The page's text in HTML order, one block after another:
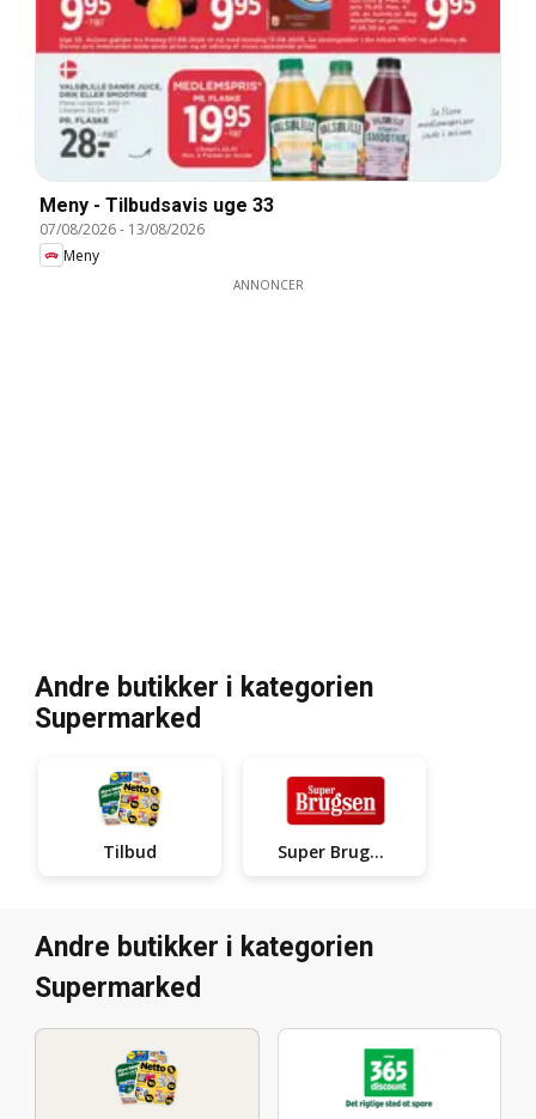
Meny - Tilbudsavis uge 33
07/08/2026- 13/08/2026
Meny
ANNONCER
Andre butikker i kategorien
Supermarked
Tilbud Super Brugsen
Andre butikker i kategorien
Supermarked